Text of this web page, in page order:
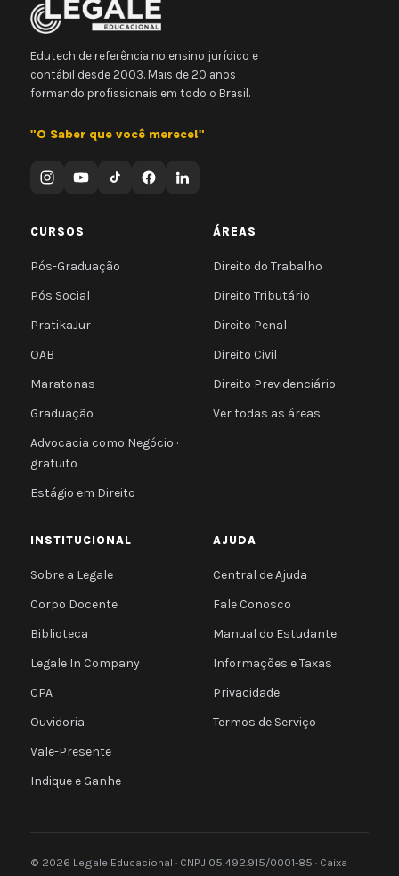
Edutech de referência no ensino jurídico e
contábil desde 2003. Mais de 20 anos
formando profissionais em todo o Brasil.
"O Saber que você merece!"
CURSOS
Pós-Graduação
Pós Social
PratikaJur
OAB
Maratonas
Graduação
Advocacia como Negócio ·
gratuito
Estágio em Direito
ÁREAS
Direito do Trabalho
Direito Tributário
Direito Penal
Direito Civil
Direito Previdenciário
Ver todas as áreas
INSTITUCIONAL
Sobre a Legale
Corpo Docente
Biblioteca
Legale In Company
CPA
Ouvidoria
Vale-Presente
Indique e Ganhe
AJUDA
Central de Ajuda
Fale Conosco
Manual do Estudante
Informações e Taxas
Privacidade
Termos de Serviço
© 2026 Legale Educacional · CNPJ 05.492.915/0001-85 · Caixa